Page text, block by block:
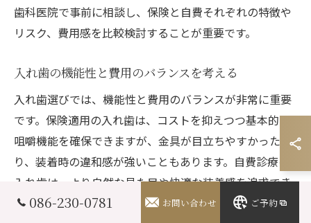
歯科医院で事前に相談し、保険と自費それぞれの特徴や
リスク、費用感を比較検討することが重要です。
入れ歯の機能性と費用のバランスを考える
入れ歯選びでは、機能性と費用のバランスが非常に重要
です。保険適用の入れ歯は、コストを抑えつつ基本的な
咀嚼機能を確保できますが、金具が目立ちやすかった
り、装着時の違和感が強いこともあります。自費診療の
入れ歯は、より自然な見た目や快適な装着感を追求でき
ますが、費用が高額になる傾向があります。
086-230-0781 お問い合わせ ご予約